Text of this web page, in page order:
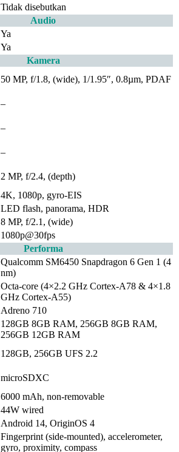
Tidak disebutkan
Audio
Ya
Ya
Kamera
50 MP, f/1.8, (wide), 1/1.95″, 0.8µm, PDAF
–
–
–
2 MP, f/2.4, (depth)
4K, 1080p, gyro-EIS
LED flash, panorama, HDR
8 MP, f/2.1, (wide)
1080p@30fps
Performa
Qualcomm SM6450 Snapdragon 6 Gen 1 (4
nm)
Octa-core (4×2.2 GHz Cortex-A78 & 4×1.8
GHz Cortex-A55)
Adreno 710
128GB 8GB RAM, 256GB 8GB RAM,
256GB 12GB RAM
128GB, 256GB UFS 2.2
microSDXC
6000 mAh, non-removable
44W wired
Android 14, OriginOS 4
Fingerprint (side-mounted), accelerometer,
gyro, proximity, compass